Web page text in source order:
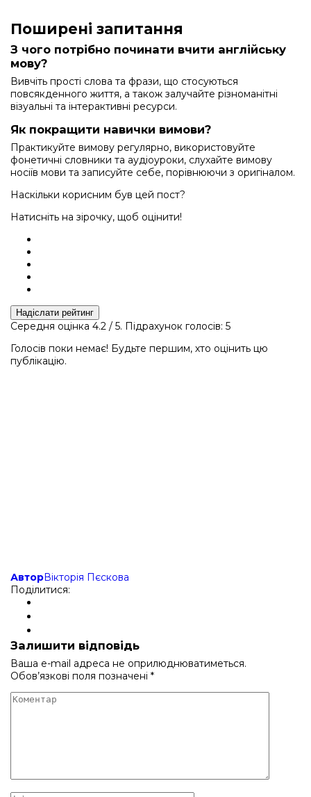
Поширені запитання
З чого потрібно починати вчити англійську
мову?
Вивчіть прості слова та фрази, що стосуються
повсякденного життя, а також залучайте різноманітні
візуальні та інтерактивні ресурси.
Як покращити навички вимови?
Практикуйте вимову регулярно, використовуйте
фонетичні словники та аудіоуроки, слухайте вимову
носіїв мови та записуйте себе, порівнюючи з оригіналом.
Наскільки корисним був цей пост?
Натисніть на зірочку, щоб оцінити!
Надіслати рейтинг
Середня оцінка 4.2 / 5. Підрахунок голосів: 5
Голосів поки немає! Будьте першим, хто оцінить цю
публікацію.
АвторВікторія Пєскова
Поділитися:
Залишити відповідь
Ваша e-mail адреса не оприлюднюватиметься.
Обов’язкові поля позначені *